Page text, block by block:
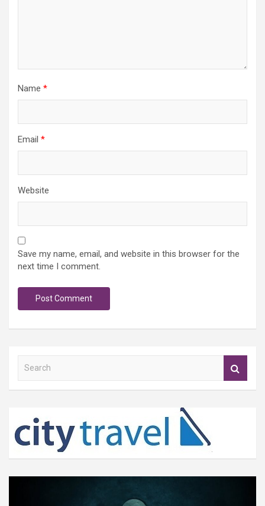
Name *
Email *
Website
Save my name, email, and website in this browser for the
next time I comment.
h